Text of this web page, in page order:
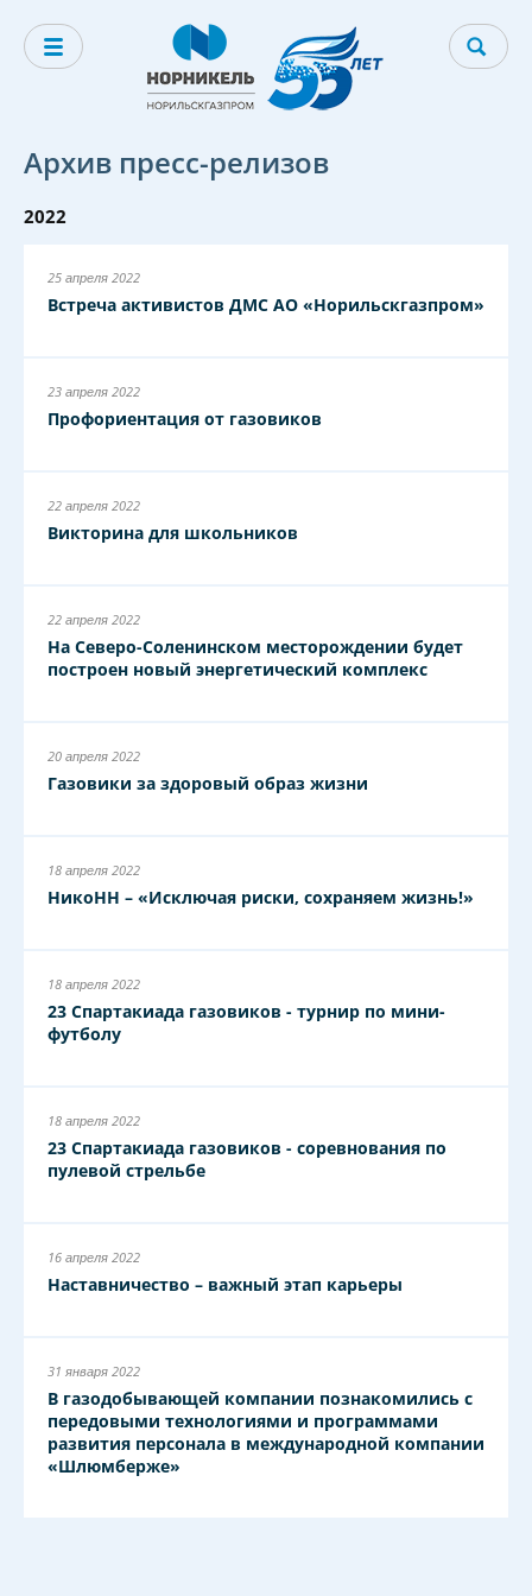
Архив пресс-релизов
2022
25 апреля 2022
Встреча активистов ДМС АО «Норильскгазпром»
23 апреля 2022
Профориентация от газовиков
22 апреля 2022
Викторина для школьников
22 апреля 2022
На Северо-Соленинском месторождении будет
построен новый энергетический комплекс
20 апреля 2022
Газовики за здоровый образ жизни
18 апреля 2022
НикоНН – «Исключая риски, сохраняем жизнь!»
18 апреля 2022
23 Спартакиада газовиков - турнир по мини-
футболу
18 апреля 2022
23 Спартакиада газовиков - соревнования по
пулевой стрельбе
16 апреля 2022
Наставничество – важный этап карьеры
31 января 2022
В газодобывающей компании познакомились с
передовыми технологиями и программами
развития персонала в международной компании
«Шлюмберже»